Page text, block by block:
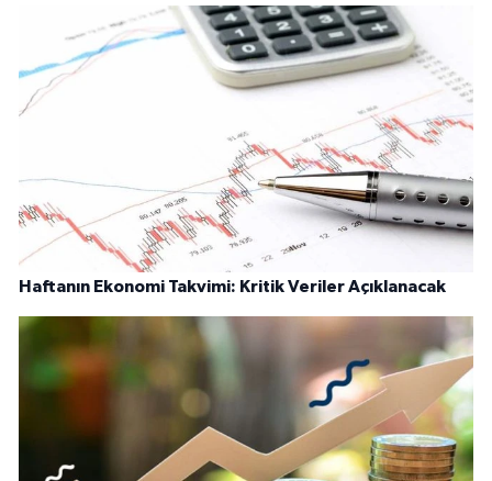
Haftanın Ekonomi Takvimi: Kritik Veriler Açıklanacak